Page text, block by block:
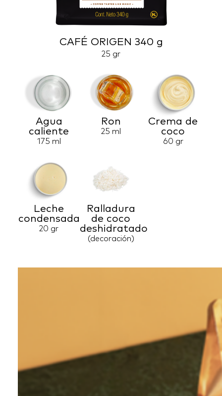
CAFÉ ORIGEN 340 g
25 gr
Agua
caliente
175 ml
Ron
25 ml
Crema de
coco
60 gr
Leche
condensada
20 gr
Ralladura
de coco
deshidratado
(decoración)